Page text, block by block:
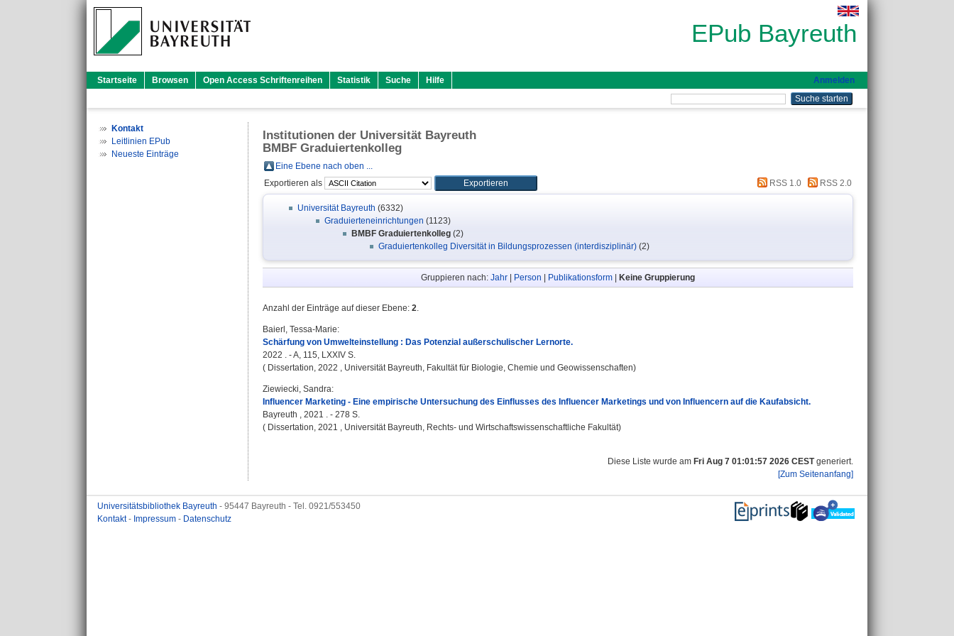
EPub Bayreuth
Startseite Browsen Open Access Schriftenreihen Statistik Suche Hilfe Anmelden
Kontakt
Leitlinien EPub
Neueste Einträge
Institutionen der Universität Bayreuth
BMBF Graduiertenkolleg
Eine Ebene nach oben ...
Exportieren als
RSS 1.0 RSS 2.0
Universität Bayreuth (6332)
Graduierteneinrichtungen (1123)
BMBF Graduiertenkolleg (2)
Graduiertenkolleg Diversität in Bildungsprozessen (interdisziplinär) (2)
Gruppieren nach: Jahr Person Publikationsform Keine Gruppierung
Anzahl der Einträge auf dieser Ebene: 2.
Baierl, Tessa-Marie:
Schärfung von Umwelteinstellung : Das Potenzial außerschulischer Lernorte.
2022 . - A, 115, LXXIV S.
( Dissertation, 2022 , Universität Bayreuth, Fakultät für Biologie, Chemie und Geowissenschaften)
Ziewiecki, Sandra:
Influencer Marketing - Eine empirische Untersuchung des Einflusses des Influencer Marketings und von Influencern auf die Kaufabsicht.
Bayreuth , 2021 . - 278 S.
( Dissertation, 2021 , Universität Bayreuth, Rechts- und Wirtschaftswissenschaftliche Fakultät)
Diese Liste wurde am Fri Aug 7 01:01:57 2026 CESTgeneriert.
[Zum Seitenanfang]
Universitätsbibliothek Bayreuth - 95447 Bayreuth - Tel. 0921/553450
Kontakt- Impressum - Datenschutz